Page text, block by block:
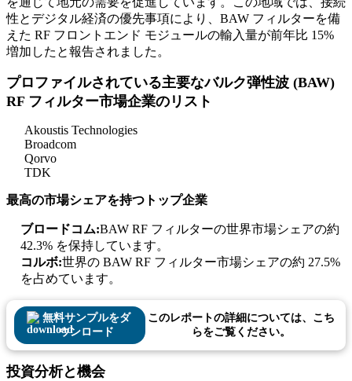
性とデジタル経済の優先事項により、BAW フィルターを備
えた RF フロントエンド モジュールの輸入量が前年比 15%
増加したと報告されました。
プロファイルされている主要なバルク弾性波 (BAW)
RF フィルター市場企業のリスト
Akoustis Technologies
Broadcom
Qorvo
TDK
最高の市場シェアを持つトップ企業
ブロードコム:BAW RF フィルターの世界市場シェアの約
42.3% を保持しています。
コルボ:世界の BAW RF フィルター市場シェアの約 27.5%
を占めています。
無料サンプルをダ
ウンロード
このレポートの詳細については、こち
らをご覧ください。
投資分析と機会